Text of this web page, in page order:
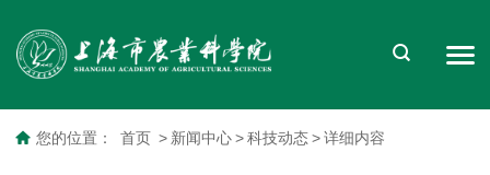
您的位置： 首页 > 新闻中心 > 科技动态 > 详细内容